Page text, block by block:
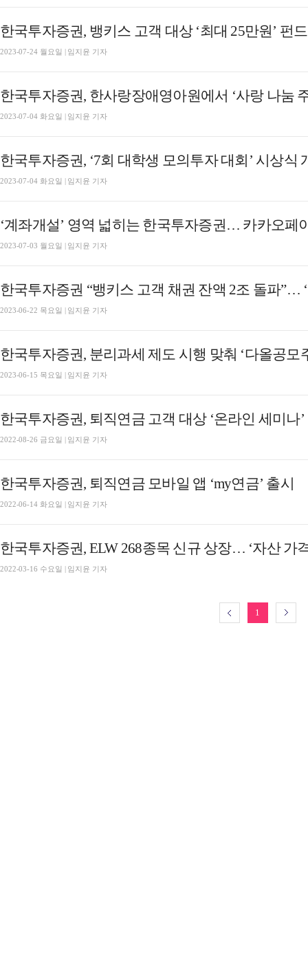
한국투자증권, 뱅키스 고객 대상 ‘최대 25만원’ 펀
2023-07-24 월요일 | 임지윤 기자
한국투자증권, 한사랑장애영아원에서 ‘사랑 나눔
2023-07-04 화요일 | 임지윤 기자
한국투자증권, ‘7회 대학생 모의투자 대회’ 시상식
2023-07-04 화요일 | 임지윤 기자
‘계좌개설’ 영역 넓히는 한국투자증권… 카카오페
2023-07-03 월요일 | 임지윤 기자
한국투자증권 “뱅키스 고객 채권 잔액 2조 돌파”…
2023-06-22 목요일 | 임지윤 기자
한국투자증권, 분리과세 제도 시행 맞춰 ‘다올공
2023-06-15 목요일 | 임지윤 기자
한국투자증권, 퇴직연금 고객 대상 ‘온라인 세미나’
2022-08-26 금요일 | 임지윤 기자
한국투자증권, 퇴직연금 모바일 앱 ‘my연금’ 출시
2022-06-14 화요일 | 임지윤 기자
한국투자증권, ELW 268종목 신규 상장… ‘자산 가
2022-03-16 수요일 | 임지윤 기자
1